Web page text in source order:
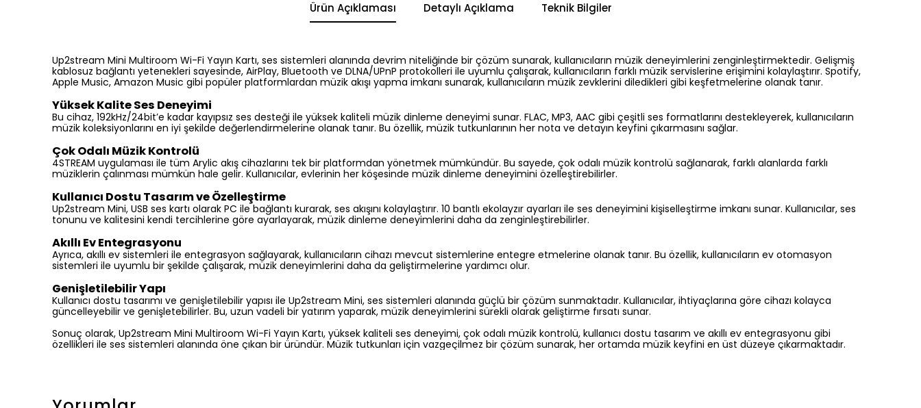
Ürün Açıklaması Detaylı Açıklama Teknik Bilgiler
Up2stream Mini Multiroom Wi-Fi Yayın Kartı, ses sistemleri alanında devrim niteliğinde bir çözüm sunarak, kullanıcıların müzik deneyimlerini zenginleştirmektedir. Gelişmiş
kablosuz bağlantı yetenekleri sayesinde, AirPlay, Bluetooth ve DLNA/UPnP protokolleri ile uyumlu çalışarak, kullanıcıların farklı müzik servislerine erişimini kolaylaştırır. Spotify,
Apple Music, Amazon Music gibi popüler platformlardan müzik akışı yapma imkanı sunarak, kullanıcıların müzik zevklerini diledikleri gibi keşfetmelerine olanak tanır.
Yüksek Kalite Ses Deneyimi
Bu cihaz, 192kHz/24bit’e kadar kayıpsız ses desteği ile yüksek kaliteli müzik dinleme deneyimi sunar. FLAC, MP3, AAC gibi çeşitli ses formatlarını destekleyerek, kullanıcıların
müzik koleksiyonlarını en iyi şekilde değerlendirmelerine olanak tanır. Bu özellik, müzik tutkunlarının her nota ve detayın keyfini çıkarmasını sağlar.
Çok Odalı Müzik Kontrolü
4STREAM uygulaması ile tüm Arylic akış cihazlarını tek bir platformdan yönetmek mümkündür. Bu sayede, çok odalı müzik kontrolü sağlanarak, farklı alanlarda farklı
müziklerin çalınması mümkün hale gelir. Kullanıcılar, evlerinin her köşesinde müzik dinleme deneyimini özelleştirebilirler.
Kullanıcı Dostu Tasarım ve Özelleştirme
Up2stream Mini, USB ses kartı olarak PC ile bağlantı kurarak, ses akışını kolaylaştırır. 10 bantlı ekolayzır ayarları ile ses deneyimini kişiselleştirme imkanı sunar. Kullanıcılar, ses
tonunu ve kalitesini kendi tercihlerine göre ayarlayarak, müzik dinleme deneyimlerini daha da zenginleştirebilirler.
Akıllı Ev Entegrasyonu
Ayrıca, akıllı ev sistemleri ile entegrasyon sağlayarak, kullanıcıların cihazı mevcut sistemlerine entegre etmelerine olanak tanır. Bu özellik, kullanıcıların ev otomasyon
sistemleri ile uyumlu bir şekilde çalışarak, müzik deneyimlerini daha da geliştirmelerine yardımcı olur.
Genişletilebilir Yapı
Kullanıcı dostu tasarımı ve genişletilebilir yapısı ile Up2stream Mini, ses sistemleri alanında güçlü bir çözüm sunmaktadır. Kullanıcılar, ihtiyaçlarına göre cihazı kolayca
güncelleyebilir ve genişletebilirler. Bu, uzun vadeli bir yatırım yaparak, müzik deneyimlerini sürekli olarak geliştirme fırsatı sunar.
Sonuç olarak, Up2stream Mini Multiroom Wi-Fi Yayın Kartı, yüksek kaliteli ses deneyimi, çok odalı müzik kontrolü, kullanıcı dostu tasarım ve akıllı ev entegrasyonu gibi
özellikleri ile ses sistemleri alanında öne çıkan bir üründür. Müzik tutkunları için vazgeçilmez bir çözüm sunarak, her ortamda müzik keyfini en üst düzeye çıkarmaktadır.